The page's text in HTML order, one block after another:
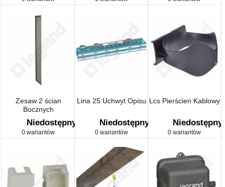
Zesaw 2 ścian
Bocznych
Niedostępny
0 wariantów
Lina 25 Uchwyt Opisu
Niedostępny
0 wariantów
Lcs Pierścien Kablowy
Niedostępny
0 wariantów